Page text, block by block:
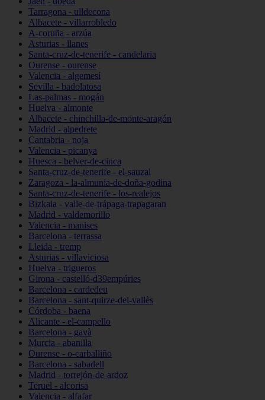
Tarragona - ulldecona
Albacete - villarrobledo
A-coruña - arzúa
Asturias - llanes
Santa-cruz-de-tenerife - candelaria
Ourense - ourense
Valencia - algemesí
Sevilla - badolatosa
Las-palmas - mogán
Huelva - almonte
Albacete - chinchilla-de-monte-aragón
Madrid - alpedrete
Cantabria - noja
Valencia - picanya
Huesca - belver-de-cinca
Santa-cruz-de-tenerife - el-sauzal
Zaragoza - la-almunia-de-doña-godina
Santa-cruz-de-tenerife - los-realejos
Bizkaia - valle-de-trápaga-trapagaran
Madrid - valdemorillo
Valencia - manises
Barcelona - terrassa
Lleida - tremp
Asturias - villaviciosa
Huelva - trigueros
Girona - castelló-d39empúries
Barcelona - cardedeu
Barcelona - sant-quirze-del-vallès
Córdoba - baena
Alicante - el-campello
Barcelona - gavà
Murcia - abanilla
Ourense - o-carballiño
Barcelona - sabadell
Madrid - torrejón-de-ardoz
Teruel - alcorisa
Valencia - alfafar